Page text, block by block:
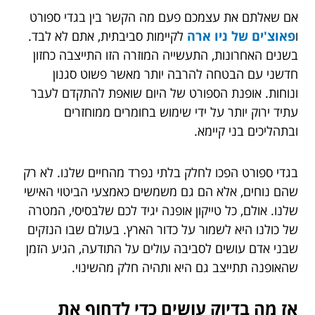
אם שאלתם את עצמכם פעם מה הקשר בין בגדי ספורט
ופאוצ'ים של ניו ארה לקיימות סביבתית, אתם לא לבד.
בשנים האחרונות, התעשייה המוזרה הזו התייצבה כחזון
חדשני עם הבטחה להרבה יותר מאשר פשוט סגנון
ונוחות. אופנת הספורט של היום שואפת להתקדם לעבר
עתיד ירוק יותר על ידי שימוש בחומרים ממוחזרים
ובתהליכים בני קיימא.
בגדי ספורט הפכו לחלק בלתי נפרד מהחיים שלנו. לא רק
שהם נוחים, אלא הם גם משמשים כאמצעי הביטוי האישי
שלנו. אולם, כל טייקון אופנה יגיד לכם שלבסיסי, המטרה
של כולנו היא לשמור על כדור הארץ. בעולם שבו הנזקים
שבני אדם עושים לסביבה עולים על התודעה, הגיע הזמן
שהאופנה תתייצב גם היא ותהיה חלק מהשינוי.
אז מה בדיוק עושים כדי לדחוף את